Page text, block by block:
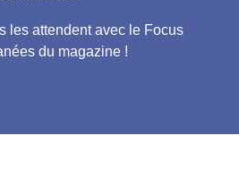
les attendent avec le Focus
du magazine !